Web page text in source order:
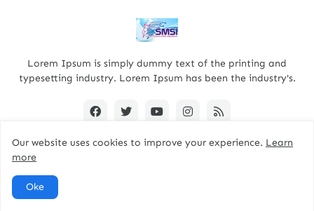
Lorem Ipsum is simply dummy text of the printing and
typesetting industry. Lorem Ipsum has been the industry's.
Our website uses cookies to improve your experience. Learn
more
Oke